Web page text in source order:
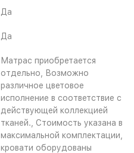
Да
Да
Матрас приобретается
отдельно, Возможно
различное цветовое
исполнение в соответствие с
действующей коллекцией
тканей., Стоимость указана в
максимальной комплектации,
кровати оборудованы